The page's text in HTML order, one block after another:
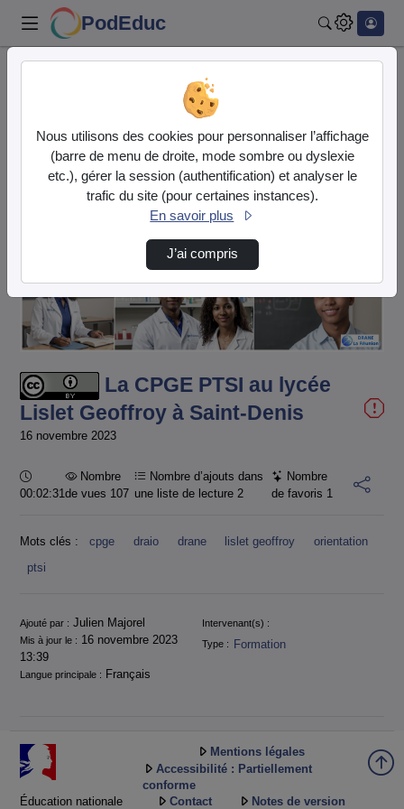
PodEduc
La CPGE PTSI au lycée Lislet Geoffroy à Sain…
Lire
la
vidéo
La CPGE PTSI au lycée
Lislet Geoffroy à Saint-Denis
16 novembre 2023
Durée :
00:02:31
Nombre
de vues 107
Nombre d’ajouts dans
une liste de lecture2
Nombre
de favoris 1
Mots clés : cpge draio drane lislet geoffroy
orientation
ptsi
Informations
Ajouté par : Julien Majorel
Intervenant(s) :
Mis à jour le : 16 novembre 2023
13:39
Type : Formation
Langue principale : Français
Éducation nationale
Mentions légales
Accessibilité : Partiellement
conforme
Contact
Notes de version
Nous utilisons des cookies pour personnaliser l’affichage
(barre de menu de droite, mode sombre ou dyslexie
etc.), gérer la session (authentification) et analyser le
trafic du site (pour certaines instances).
En savoir plus
J’ai compris